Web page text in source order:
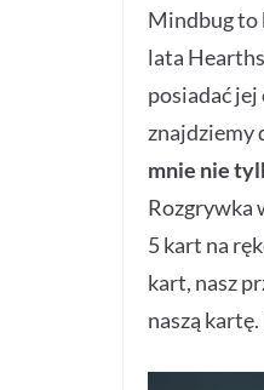
Mindbug to
lata
posiadać
znajdziemy
mnie nie
Rozgrywka
5 kart na
kart, nasz
naszą